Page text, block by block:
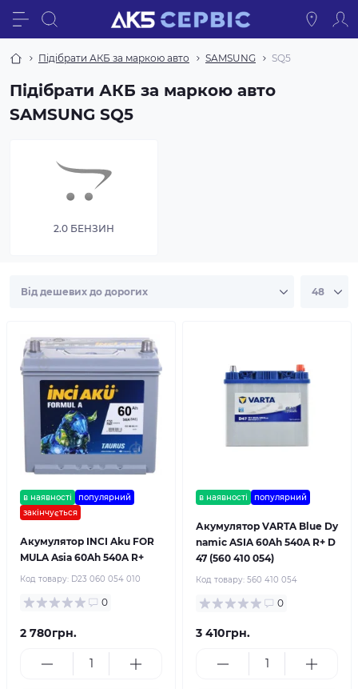
Підібрати АКБ за маркою авто SAMSUNG SQ5
Підібрати АКБ за маркою авто
SAMSUNG SQ5
2.0 БЕНЗИН
в наявності
популярний
закінчується
Акумулятор INCI Aku FOR
MULA Asia 60Ah 540A R+
Код товару: D23 060 054 010
0
2 780грн.
в наявності популярний
Акумулятор VARTA Blue Dy
namic ASIA 60Ah 540A R+ D
47 (560 410 054)
Код товару: 560 410 054
0
3 410грн.